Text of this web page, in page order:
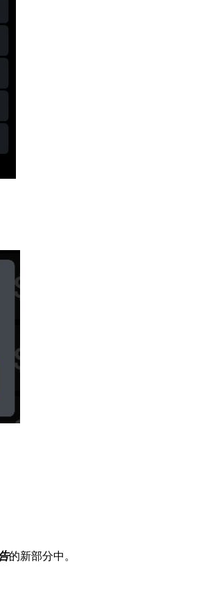
的新部分中。